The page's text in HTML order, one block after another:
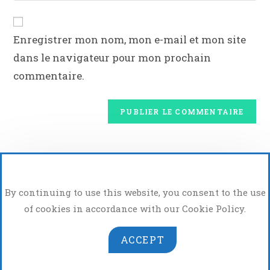
Enregistrer mon nom, mon e-mail et mon site
dans le navigateur pour mon prochain
commentaire.
Atelier Photo Vidéo
By continuing to use this website, you consent to the use
of cookies in accordance with our Cookie Policy.
ACCEPT